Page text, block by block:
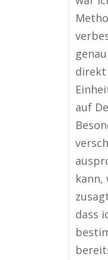
direkt
auf
kann,
dass